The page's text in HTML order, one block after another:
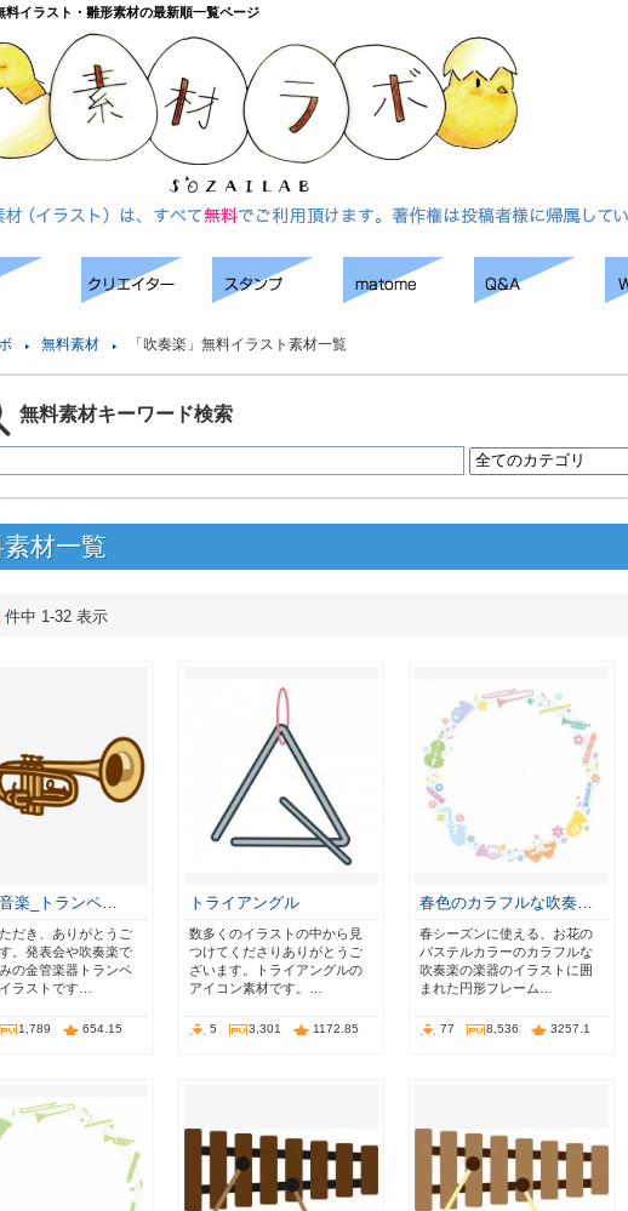
料イラスト・雛形素材の最新順一覧ページ
無料素材 「吹奏楽」無料イラスト素材一覧
無料素材キーワード検索
材一覧
件中 1-32 表示
楽_トランペ…
だき、ありがとうご
。発表会や吹奏楽で
の金管楽器トランペ
ラストです…
1,789 654.15
トライアングル
数多くのイラストの中から見
つけてくださりありがとうご
ざいます。トライアングルの
アイコン素材です。…
5 3,301 1172.85
春色のカラフルな吹奏…
春シーズンに使える、お花の
パステルカラーのカラフルな
吹奏楽の楽器のイラストに囲
まれた円形フレーム…
77 8,536 3257.1